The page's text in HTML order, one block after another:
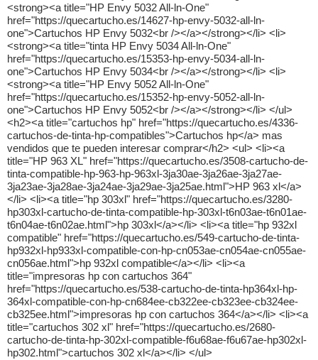
<strong><a title="HP Envy 5032 All-ln-One"
href="https://quecartucho.es/14627-hp-envy-5032-all-ln-
one">Cartuchos HP Envy 5032<br /></a></strong></li> <li>
<strong><a title="tinta HP Envy 5034 All-ln-One"
href="https://quecartucho.es/15353-hp-envy-5034-all-ln-
one">Cartuchos HP Envy 5034<br /></a></strong></li> <li>
<strong><a title="HP Envy 5052 All-ln-One"
href="https://quecartucho.es/15352-hp-envy-5052-all-ln-
one">Cartuchos HP Envy 5052<br /></a></strong></li> </ul>
<h2><a title="cartuchos hp" href="https://quecartucho.es/4336-
cartuchos-de-tinta-hp-compatibles">Cartuchos hp</a> mas
vendidos que te pueden interesar comprar</h2> <ul> <li><a
title="HP 963 XL" href="https://quecartucho.es/3508-cartucho-de-
tinta-compatible-hp-963-hp-963xl-3ja30ae-3ja26ae-3ja27ae-
3ja23ae-3ja28ae-3ja24ae-3ja29ae-3ja25ae.html">HP 963 xl</a>
</li> <li><a title="hp 303xl" href="https://quecartucho.es/3280-
hp303xl-cartucho-de-tinta-compatible-hp-303xl-t6n03ae-t6n01ae-
t6n04ae-t6n02ae.html">hp 303xl</a></li> <li><a title="hp 932xl
compatible" href="https://quecartucho.es/549-cartucho-de-tinta-
hp932xl-hp933xl-compatible-con-hp-cn053ae-cn054ae-cn055ae-
cn056ae.html">hp 932xl compatible</a></li> <li><a
title="impresoras hp con cartuchos 364"
href="https://quecartucho.es/538-cartucho-de-tinta-hp364xl-hp-
364xl-compatible-con-hp-cn684ee-cb322ee-cb323ee-cb324ee-
cb325ee.html">impresoras hp con cartuchos 364</a></li> <li><a
title="cartuchos 302 xl" href="https://quecartucho.es/2680-
cartucho-de-tinta-hp-302xl-compatible-f6u68ae-f6u67ae-hp302xl-
hp302.html">cartuchos 302 xl</a></li> </ul>